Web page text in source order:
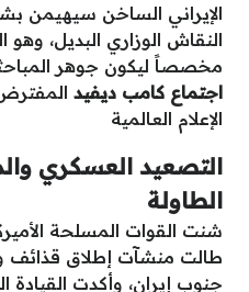
الإيراني الساخن سيهيمن
النقاش الوزاري البديل،
مخصصاً ليكون جوهر
اجتماع كامب ديفيد
الإعلام العالمية
التصعيد العسكري
الطاولة
شنت القوات المسلحة
طالت منشآت إطلاق قذائف
جنوب إيران، وأكدت القيادة